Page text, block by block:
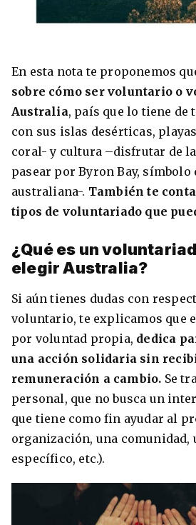
Estudia Desarrollo Web en
+30 Summer English for
Melbourne
En esta nota te proponemos
sobre cómo ser voluntario o
Australia, país que lo tiene de
con sus islas desérticas,
coral- y cultura –disfrutar de la
pasear por Byron Bay, símbolo
australiana-. También te
tipos de voluntariado que
¿Qué es un
elegir Australia?
Si aún tienes dudas con
voluntario, te explicamos que
por voluntad propia, dedica
una acción solidaria sin
remuneración a cambio. Se
personal, que no busca un
que tiene como fin ayudar al
organización, una comunidad,
específico, etc.).